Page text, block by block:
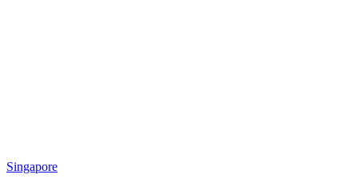
Singapore